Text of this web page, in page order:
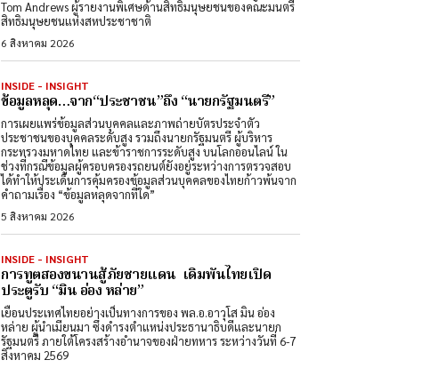
Tom Andrews ผู้รายงานพิเศษด้านสิทธิมนุษยชนของคณะมนตรี
สิทธิมนุษยชนแห่งสหประชาชาติ
6 สิงหาคม 2026
INSIDE - INSIGHT
ข้อมูลหลุด…จาก“ประชาชน”ถึง “นายกรัฐมนตรี”
การเผยแพร่ข้อมูลส่วนบุคคลและภาพถ่ายบัตรประจำตัว
ประชาชนของบุคคลระดับสูง รวมถึงนายกรัฐมนตรี ผู้บริหาร
กระทรวงมหาดไทย และข้าราชการระดับสูง บนโลกออนไลน์ ใน
ช่วงที่กรณีข้อมูลผู้ครอบครองรถยนต์ยังอยู่ระหว่างการตรวจสอบ
ได้ทำให้ประเด็นการคุ้มครองข้อมูลส่วนบุคคลของไทยก้าวพ้นจาก
คำถามเรื่อง “ข้อมูลหลุดจากที่ใด”
5 สิงหาคม 2026
INSIDE - INSIGHT
การทูตสองขนานสู้ภัยชายแดน เดิมพันไทยเปิด
ประตูรับ “มิน อ่อง หล่าย”
เยือนประเทศไทยอย่างเป็นทางการของ พล.อ.อาวุโส มิน อ่อง
หล่าย ผู้นำเมียนมา ซึ่งดำรงตำแหน่งประธานาธิบดีและนายก
รัฐมนตรี ภายใต้โครงสร้างอำนาจของฝ่ายทหาร ระหว่างวันที่ 6-7
สิงหาคม 2569